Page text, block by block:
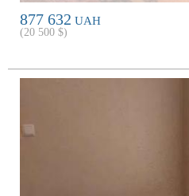
877 632 UAH
(20 500 $)